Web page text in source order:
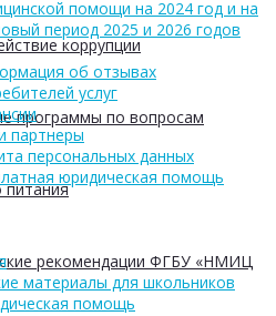
коррупции
программы по вопросам
питания
рекомендации ФГБУ «НМИЦ
помощи на 2024 год и на
период 2025 и 2026 годов
об отзывах
услуг
партнеры
персональных данных
юридическая помощь
материалы для школьников
помощь